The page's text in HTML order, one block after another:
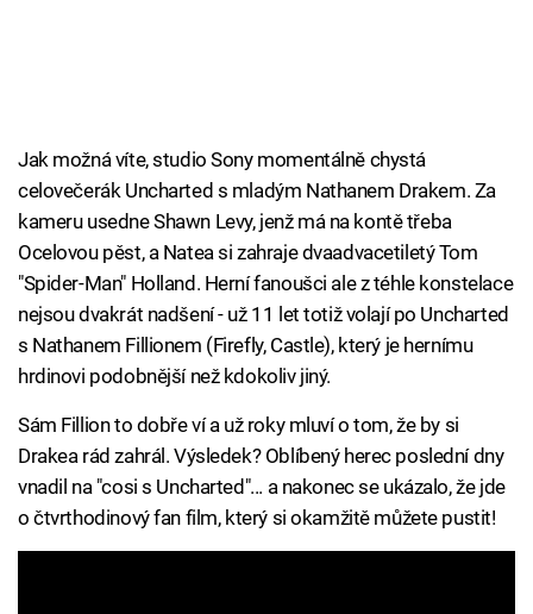
Jak možná víte, studio Sony momentálně chystá
celovečerák Uncharted s mladým Nathanem Drakem. Za
kameru usedne Shawn Levy, jenž má na kontě třeba
Ocelovou pěst, a Natea si zahraje dvaadvacetiletý Tom
"Spider-Man" Holland. Herní fanoušci ale z téhle konstelace
nejsou dvakrát nadšení - už 11 let totiž volají po Uncharted
s Nathanem Fillionem (Firefly, Castle), který je hernímu
hrdinovi podobnější než kdokoliv jiný.
Sám Fillion to dobře ví a už roky mluví o tom, že by si
Drakea rád zahrál. Výsledek? Oblíbený herec poslední dny
vnadil na "cosi s Uncharted"... a nakonec se ukázalo, že jde
o čtvrthodinový fan film, který si okamžitě můžete pustit!